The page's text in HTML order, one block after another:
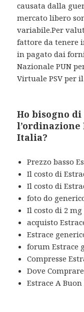
causata dalla
mercato libero
variabile.Per
fattore da tenere
in pagato dai
Nazionale PUN
Virtuale PSV per il
Ho bisogno
Italia?
Prezzo basso
Il costo di
Il costo di
foto do
Il costo di 2 mg
acquisto
Estrace
forum Estrace
Compresse
Dove
Estrace A